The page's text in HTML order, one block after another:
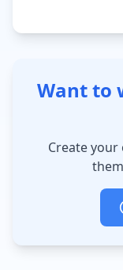
Want to
Create